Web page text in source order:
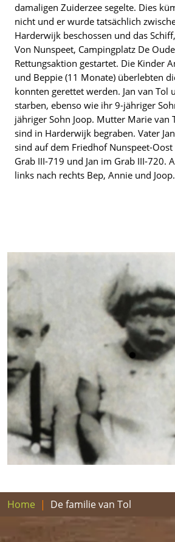
damaligen Zuiderzee segelte. Dies
nicht und er wurde tatsächlich
Harderwijk beschossen und das
Von Nunspeet, Campingplatz De
Rettungsaktion gestartet. Die Kinder
und Beppie (11 Monate) überlebten
konnten gerettet werden. Jan van Tol
starben, ebenso wie ihr 9-jähriger
jähriger Sohn Joop. Mutter Marie van
sind in Harderwijk begraben. Vater
sind auf dem Friedhof Nunspeet-Oost
Grab III-719 und Jan im Grab III-720.
links nach rechts Bep, Annie und Joop.
Home De familie van Tol